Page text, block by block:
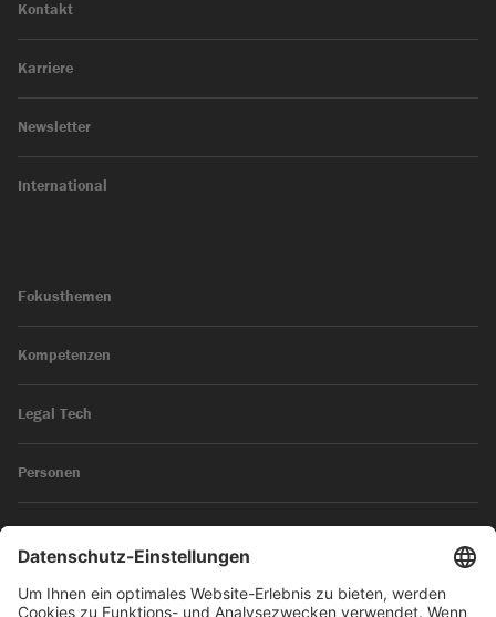
Kontakt
Karriere
Newsletter
International
Fokusthemen
Kompetenzen
Legal Tech
Personen
News